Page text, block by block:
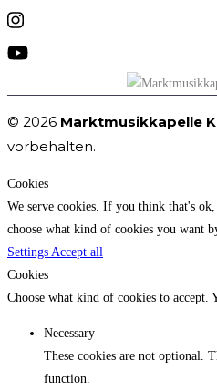
© 2026 Marktmusikkapelle
vorbehalten.
Cookies
We serve cookies. If you think that's
choose what kind of cookies you want
Settings Accept all
Cookies
Choose what kind of cookies to accept.
Necessary
These cookies are not optional.
function.